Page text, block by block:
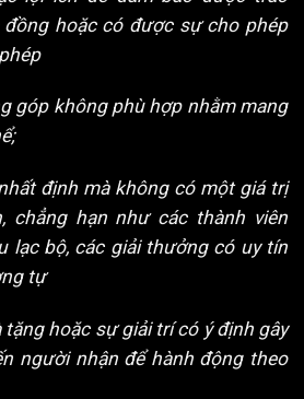
hoặc có được sự cho phép
góp không phù hợp nhằm mang
định mà không có một giá trị
chẳng hạn như các thành viên
lạc bộ, các giải thưởng có uy tín
tự
tặng hoặc sự giải trí có ý định gây
người nhận để hành động theo